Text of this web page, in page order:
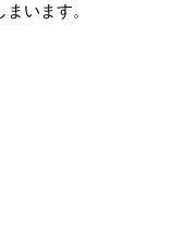
います。